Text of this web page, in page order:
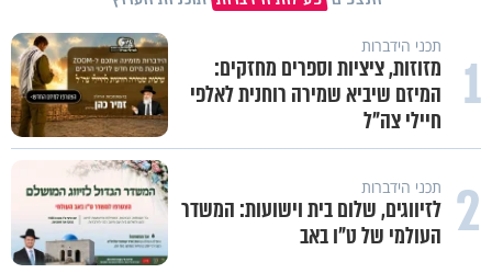
1 תכני הידברות
מזוזות, ציציות וספרים מחזקים:
המיזם שיביא שמירה רוחנית לאלפי
חיילי צה"ל
2 תכני הידברות
לזיווגים, שלום בית וישועות: המשדר
העולמי של ט"ו באב